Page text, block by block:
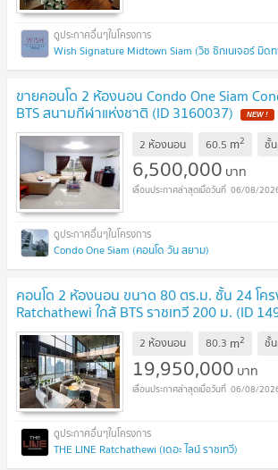
Wish Signature Midtown Siam (วิช ซิกเนเจอร์ มิด
ขายคอนโด 2 ห้องนอน Condo One Siam
BTS สนามกีฬาแห่งชาติ (ID 3160037) NEW !
2 ห้องนอน 60.5 m2 ชั้น
6,500,000 บาท
06/08/
Condo One Siam (คอนโด วัน สยาม)
คอนโด 2 ห้องนอน ขนาด 80 ตร.ม. ชั้น 24 โค
Ratchathewi ใกล้ BTS ราชเทวี 200 ม. (ID
2 ห้องนอน 80.3 m2 ชั้น
19,950,000 บาท
06/08/
THE LINE Ratchathewi (เดอะ ไลน์ ราชเทวี)